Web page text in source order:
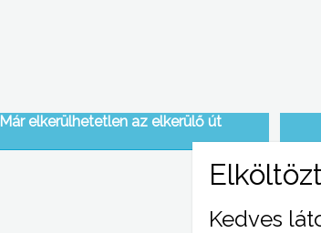
Már elkerülhetetlen az elkerülő út
Kedves